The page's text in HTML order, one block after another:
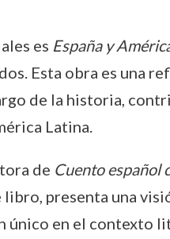
es España y
Esta obra es una
de la historia,
Latina.
de Cuento español
presenta una
único en el contexto